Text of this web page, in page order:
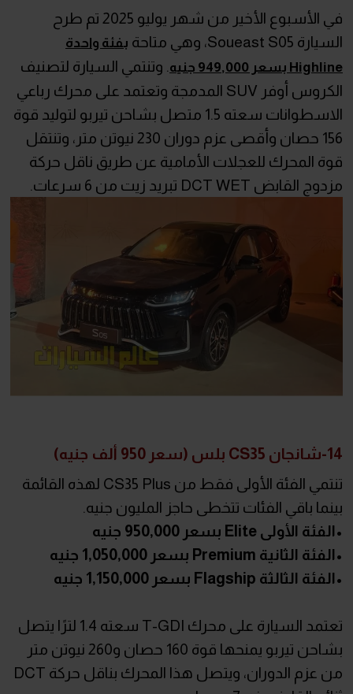
في الأسبوع الأخير من شهر يوليو 2025 تم طرح
السيارة Soueast S05، وهي متاحة
بفئة واحدة
Highline بسعر 949,000 جنيه
. وتنتمي السيارة لتصنيف
الكروس أوفر SUV المدمجة وتعتمد على محرك رباعي
الاسطوانات سعته 1.5 متصل بشاحن تيربو لتوليد قوة
156 حصان وأقصى عزم دوران 230 نيوتن متر، وتنتقل
قوة المحرك للعجلات الأمامية عن طريق ناقل حركة
مزدوج القابض DCT WET تبريد زيت من 6 سرعات.
14-شانجان CS35 بلس (سعر 950 ألف جنيه)
تنتمي الفئة الأولى فقط من CS35 Plus لهذه القائمة
بينما باقي الفئات تتخطى حاجز المليون جنيه.
•الفئة الأولى Elite بسعر 950,000 جنيه
•الفئة الثانية Premium بسعر 1,050,000 جنيه
•الفئة الثالثة Flagship بسعر 1,150,000 جنيه
تعتمد السيارة على محرك T-GDI سعته 1.4 لترًا يتصل
بشاحن تيربو يمنحها قوة 160 حصان و260 نيوتن متر
من عزم الدوران، ويتصل هذا المحرك بناقل حركة DCT